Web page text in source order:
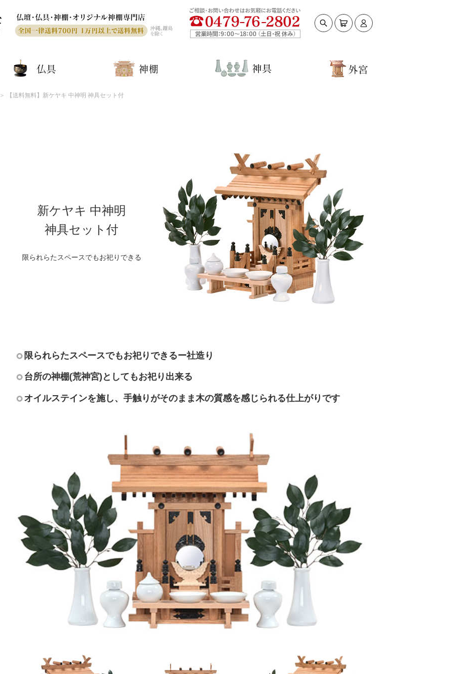
パスワード
初めての方へ
新規会員登録
＞ 【送料無料】新ケヤキ 中神明 神具セット付
新ケヤキ 中神明
神具セット付
限られらたスペースでもお祀りできる
限られらたスペースでもお祀りできるー社造り
台所の神棚(荒神宮)としてもお祀り出来る
オイルステインを施し、手触りがそのまま木の質感を感じられる仕上がりです